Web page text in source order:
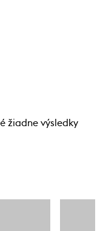
žiadne výsledky